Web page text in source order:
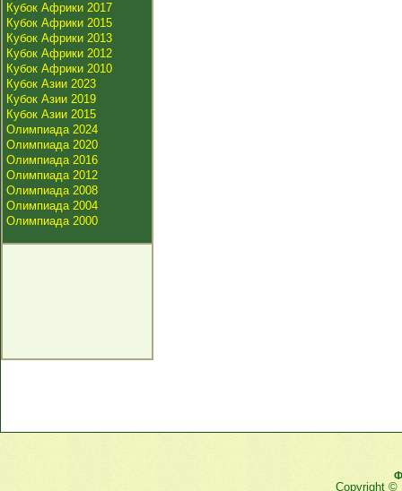
Кубок Африки 2017
Кубок Африки 2015
Кубок Африки 2013
Кубок Африки 2012
Кубок Африки 2010
Кубок Азии 2023
Кубок Азии 2019
Кубок Азии 2015
Олимпиада 2024
Олимпиада 2020
Олимпиада 2016
Олимпиада 2012
Олимпиада 2008
Олимпиада 2004
Олимпиада 2000
Copyright ©